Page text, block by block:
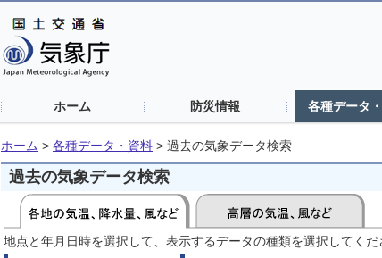
ホーム 防災情報 各種データ
ホーム > 各種データ・資料 > 過去の気象データ検索
過去の気象データ検索
地点と年月日時を選択して、表示するデータの種類を選択してくだ